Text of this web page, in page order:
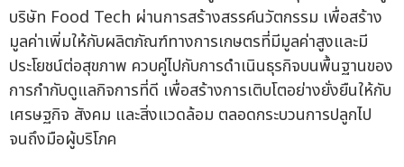
บริษัท Food Tech ผ่านการสร้างสรรค์นวัตกรรม เพื่อสร้าง
มูลค่าเพิ่มให้กับผลิตภัณฑ์ทางการเกษตรที่มีมูลค่าสูงและมี
ประโยชน์ต่อสุขภาพ ควบคู่ไปกับการดำเนินธุรกิจบนพื้นฐานของ
การกำกับดูแลกิจการที่ดี เพื่อสร้างการเติบโตอย่างยั่งยืนให้กับ
เศรษฐกิจ สังคม และสิ่งแวดล้อม ตลอดกระบวนการปลูกไป
จนถึงมือผู้บริโภค